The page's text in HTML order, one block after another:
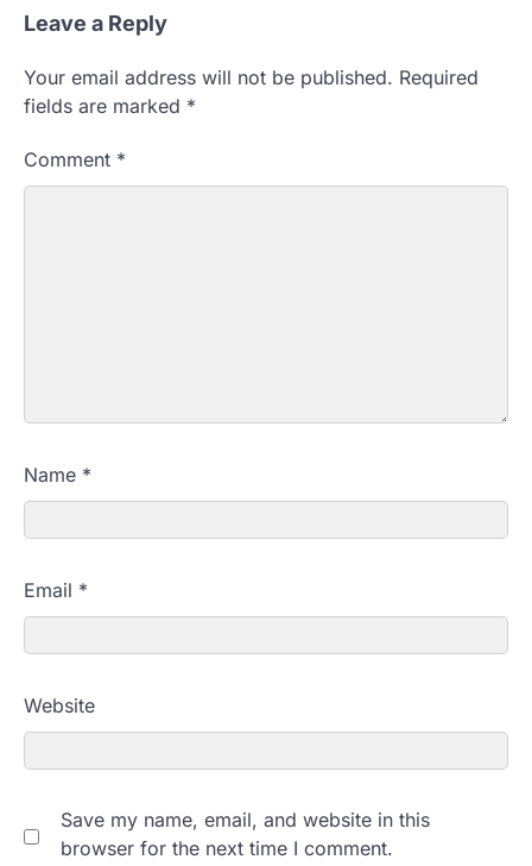
Leave a Reply
Your email address will not be published. Required
fields are marked *
Comment *
Name *
Email *
Website
Save my name, email, and website in this
browser for the next time I comment.